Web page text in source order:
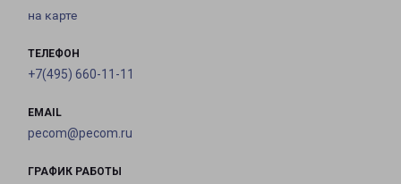
на карте
ТЕЛЕФОН
+7(495) 660-11-11
EMAIL
pecom@pecom.ru
ГРАФИК РАБОТЫ